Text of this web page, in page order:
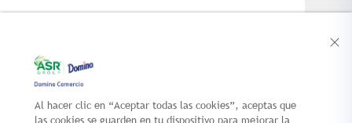
CONTACTO NUEVOS
Al hacer clic en “Aceptar todas las cookies”, aceptas que
las cookies se guarden en tu dispositivo para mejorar la